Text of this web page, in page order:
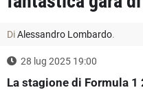
DiAlessandro Lombardo.
28 lug 2025 19:00
La stagione di Formula